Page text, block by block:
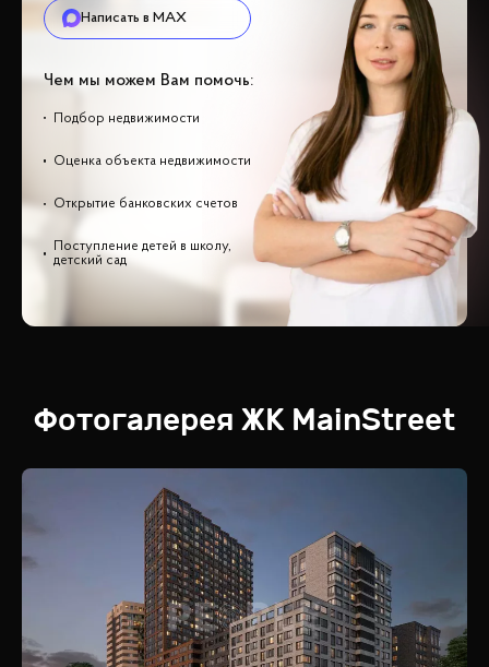
Написать в MAX
Чем мы можем Вам помочь:
Подбор недвижимости
Оценка объекта недвижимости
Открытие банковских счетов
Поступление детей в школу,
детский сад
Фотогалерея ЖК MainStreet